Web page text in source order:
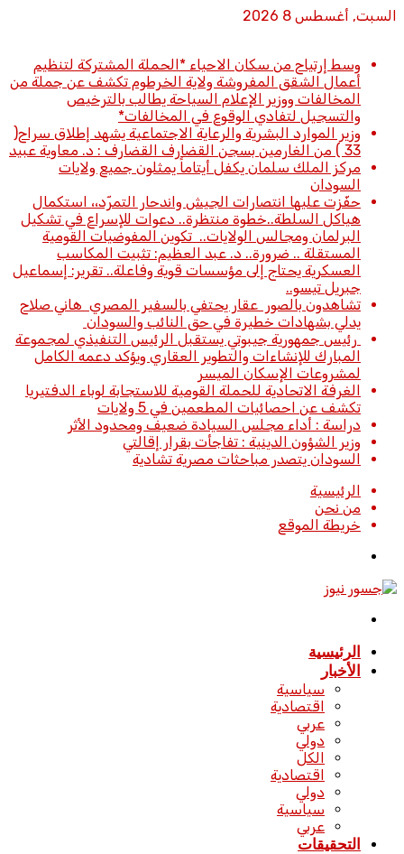
السبت, أغسطس 8 2026
وسط إرتياح من سكان الاحياء *الحملة المشتركة لتنظيم
أعمال الشقق المفروشة ولاية الخرطوم تكشف عن جملة من
المخالفات ووزير الإعلام السياحة يطالب بالترخيص
والتسجيل لتفادي الوقوع في المخالفات*
وزير الموارد البشرية والرعاية الاجتماعية يشهد إطلاق سراح(
33 ) من الغارمين بسجن القضارف القضارف : د. معاوية عبيد
مركز الملك سلمان يكفل أيتاماً يمثلون جميع ولايات
السودان
حفّزت عليها انتصارات الجيش واندحار التمرّد،، استكمال
هياكل السلطة..خطوة منتظرة.. دعوات للإسراع في تشكيل
البرلمان ومجالس الولايات.. تكوين المفوضيات القومية
المستقلة .. ضرورة.. د. عبد العظيم: تثبيت المكاسب
العسكرية يحتاج إلى مؤسسات قوية وفاعلة.. تقرير: إسماعيل
جبريل تيسو..
تشاهدون بالصور عقار يحتفي بالسفير المصري هاني صلاح
يدلي بشهادات خطيرة في حق النائب والسودان
رئيس جمهورية جيبوتي يستقبل الرئيس التنفيذي لمجموعة
المبارك للإنشاءات والتطوير العقاري ويؤكد دعمه الكامل
لمشروعات الإسكان الميسر
الغرفة الاتحادية للحملة القومية للاستجابة لوباء الدفتيريا
تكشف عن احصائيات المطعمين في 5 ولايات
دراسة : أداء مجلس السيادة ضعيف ومحدود الأثر
وزير الشؤون الدينية : تفاجأت بقرار إقالتي
السودان يتصدر مباحثات مصرية تشادية
الرئيسية
من نحن
خريطة الموقع
الرئيسية
الأخبار
سياسية
اقتصادية
عربي
دولي
الكل
اقتصادية
دولي
سياسية
عربي
التحقيقات